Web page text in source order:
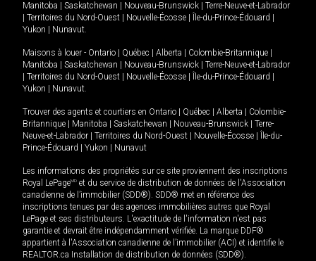
Manitoba
Saskatchewan Nouveau-Brunswick
Terre-Neuve-et-Labrador
Territoires du Nord-Ouest Nouvelle-Écosse Île-du-Prince-Édouard
Yukon
Nunavut.
Maisons à louer - Ontario Québec Alberta Colombie-Britannique
Manitoba
Saskatchewan Nouveau-Brunswick
Terre-Neuve-et-Labrador
Territoires du Nord-Ouest Nouvelle-Écosse Île-du-Prince-Édouard
Yukon
Nunavut.
Trouver des agents et courtiers en Ontario Québec Alberta
Colombie-
Britannique
Manitoba Saskatchewan Nouveau-Brunswick
Terre-
Neuve-et-Labrador
Territoires du Nord-Ouest Nouvelle-Écosse
Île-du-
Prince-Édouard
Yukon Nunavut
Les informations des propriétés sur ce site proviennent des inscriptions
Royal LePageMD et du service de distribution de données de l'Association
canadienne de l’immobilier (SDD®). SDD® met en référence des
inscriptions tenues par des agences immobilières autres que Royal
LePage et ses distributeurs. L'exactitude de l'information n'est pas
garantie et devrait être indépendamment vérifiée. La marque DDF®
appartient à l'Association canadienne de l’immobilier (ACI) et identifie le
REALTOR.ca Installation de distribution de données (SDD®).